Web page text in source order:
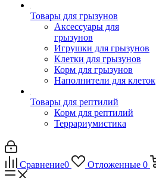
Товары для грызунов
Аксессуары для
грызунов
Игрушки для грызунов
Клетки для грызунов
Корм для грызунов
Наполнители для клеток
Товары для рептилий
Корм для рептилий
Террариумистика
Сравнение0 Отложенные 0